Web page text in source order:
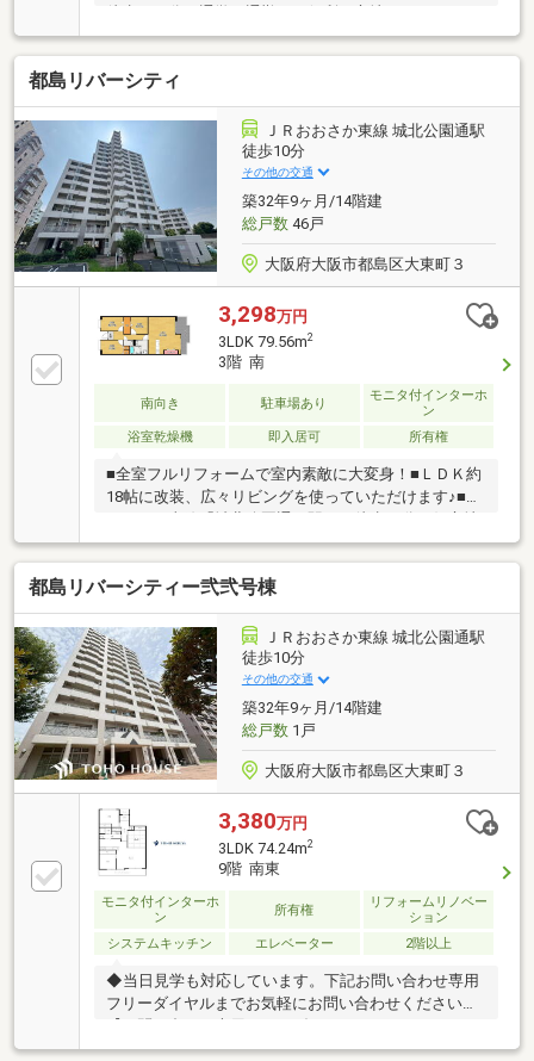
徒歩１０分！通学や通勤にも便利な立地にあるマンシ
ョンです♪ ---周辺環境---■小中一貫校「むくのき学
園」・・・徒歩１０分■スーパー・・・徒歩８分■コン
ビニ・・・徒歩５分※当社では他社様が掲載している
物件もご紹介、ご案内が可能です！あわせて内覧を希
望される際は、お問い合わせの際希望の物件名をお申
し付けくださいませ！「お家探し」「ご売却」は地域
密着型不動産『ハウスドゥ新大阪北』におまかせ下さ
い！お客様にお会いできること、スタッフ一同、心よ
りお待ちしております！
都島リバーシティ
ＪＲおおさか東線 城北公園通駅
徒歩10分
その他の交通
築32年9ヶ月/14階建
総戸数46戸
大阪府大阪市都島区大東町３
3,298万円
3LDK 79.56m2
3階 南
南向き 駐車場あり
モニタ付インターホ
ン
浴室乾燥機
即入居可 所有権
■全室フルリフォームで室内素敵に大変身！■ＬＤＫ約
18帖に改装、広々リビングを使っていただけます♪■JR
■スーパー、小学校徒歩圏内でファミリーにも大変お
すすめな物件です【全面フルリフォーム！】和室を洋
室に変更、全室フローリングでリビングも広くなりま
した！お風呂、トイレ、洗面もお洒落にリフォームし
たので是非一度ご内覧ください♪※告知事項有◎不動産
のスペシャリスト在籍◎当社には宅地建物取引士、マ
ンション管理士、ローンアドバイザー、相続診断士、
FP等のお家やライフプランに関する資格を多数保有し
ているスタッフが在籍しています！
都島リバーシティー弐弐号棟
ＪＲおおさか東線 城北公園通駅
徒歩10分
その他の交通
築32年9ヶ月/14階建
総戸数1戸
大阪府大阪市都島区大東町３
3,380万円
3LDK 74.24m2
9階 南東
モニタ付インターホ
ン
所有権
リフォームリノベー
ション
システムキッチン
エレベーター 2階以上
◆当日見学も対応しています。下記お問い合わせ専用
フリーダイヤルまでお気軽にお問い合わせください。
８－２７７】◆ご来店、ご見学の際は、ご自宅まで車